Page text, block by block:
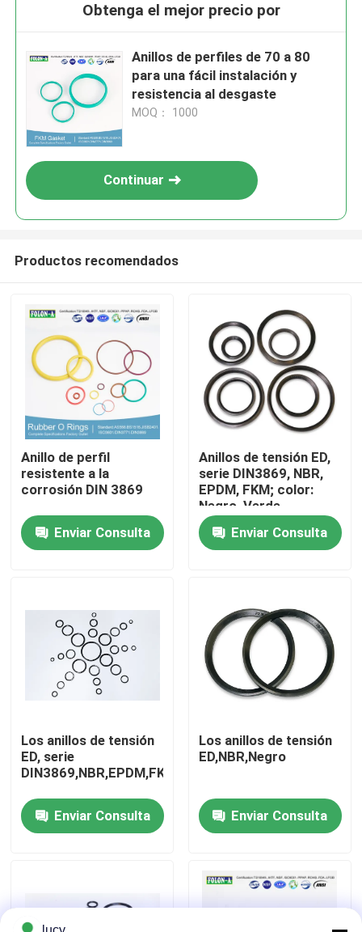
Inicio
Productos
Sobre nosotros
Visita a la fábrica
Contacto
noticias
anillos o de goma
Obtenga el mejor precio por
Anillos de perfiles de 70 a 80
para una fácil instalación y
resistencia al desgaste
MOQ： 1000
Continuar
Productos recomendados
Anillo de perfil
resistente a la
corrosión DIN 3869
Enviar Consulta
Anillos de tensión ED,
serie DIN3869, NBR,
EPDM, FKM; color:
Negro, Verde
Enviar Consulta
Los anillos de tensión
ED, serie
DIN3869,NBR,EPDM,FKM;Color:NEGRO,VERDE
Enviar Consulta
Los anillos de tensión
ED,NBR,Negro
Enviar Consulta